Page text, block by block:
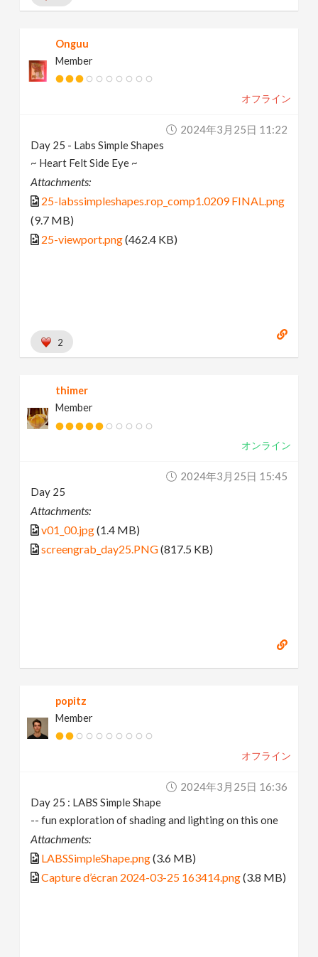
Onguu
Member
オフライン
2024年3月25日 11:22
Day 25 - Labs Simple Shapes
~ Heart Felt Side Eye ~
Attachments:
25-labssimpleshapes.rop_comp1.0209 FINAL.png
(9.7 MB)
25-viewport.png(462.4 KB)
2
thimer
Member
オンライン
2024年3月25日 15:45
Day 25
Attachments:
v01_00.jpg(1.4 MB)
screengrab_day25.PNG(817.5 KB)
popitz
Member
オフライン
2024年3月25日 16:36
Day 25 : LABS Simple Shape
-- fun exploration of shading and lighting on this one
Attachments:
LABSSimpleShape.png(3.6 MB)
Capture d’écran 2024-03-25 163414.png(3.8 MB)